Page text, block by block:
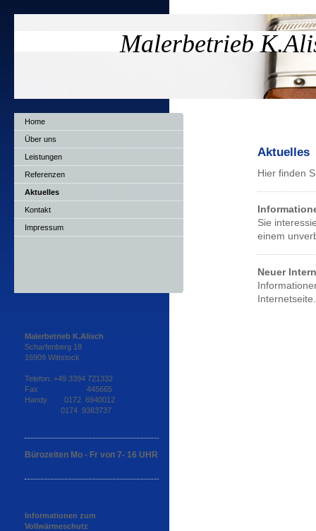
Malerbetrieb
Aktuelles
Hier finden
Sie
einem
Neuer
Home
Über uns
Leistungen
Referenzen
Aktuelles
Kontakt
Impressum
Malerbetrieb K.Alisch
Scharfenberg 18
16909 Wittstock
Telefon: +49 3394 721332
Fax 445665
Handy 0172 6940012
0174 9383737
Bürozeiten Mo - Fr von 7- 16 UHR
Informationen zum
Vollwärmeschutz